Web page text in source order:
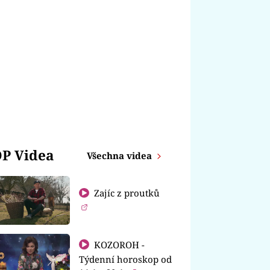
Videa Všechna videa
Zajíc z proutků
KOZOROH -
Týdenní horoskop od